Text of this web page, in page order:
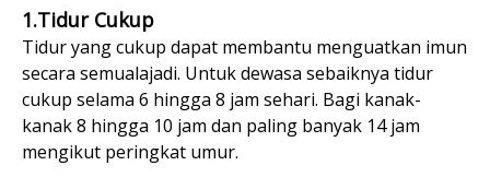
1.Tidur Cukup
Tidur yang cukup dapat membantu menguatkan imun
secara semualajadi. Untuk dewasa sebaiknya tidur
cukup selama 6 hingga 8 jam sehari. Bagi kanak-
kanak 8 hingga 10 jam dan paling banyak 14 jam
mengikut peringkat umur.